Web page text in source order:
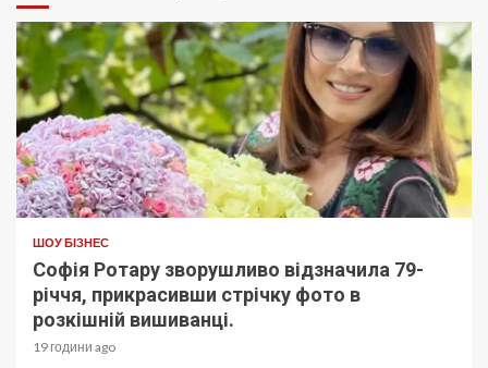
ШОУ БІЗНЕС
Софія Ротару зворушливо відзначила 79-
річчя, прикрасивши стрічку фото в
розкішній вишиванці.
19 години ago